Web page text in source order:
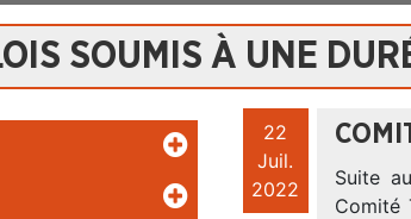
SOUMIS À UNE
22
Juil.
2022
Suite
Comité